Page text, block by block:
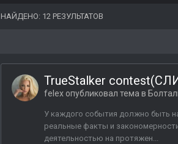
НАЙДЕНО: 12 РЕЗУЛЬТАТОВ
TrueStalker
felex опубликовал тема в
У каждого события должно быть
реальные факты и
деятельностью на протяжен...